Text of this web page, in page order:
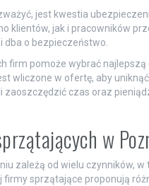
jest kwestia
klientów, jak i pracowników
dba o bezpieczeństwo.
firm pomoże wybrać najlepszą
wliczone w ofertę, aby
zaoszczędzić czas oraz
w
zależą od wielu czynników,
sprzątające proponują